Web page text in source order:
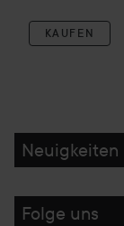
KAUFEN
Folge uns